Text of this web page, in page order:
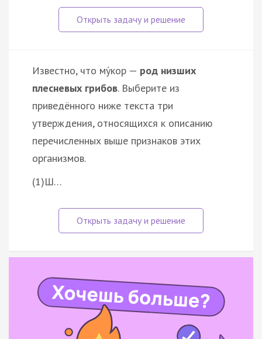
Известно, что му́кор — род низших
плесневых грибов. Выберите из
приведённого ниже текста три
утверждения, относящихся к описанию
перечисленных выше признаков этих
организмов.
(1)Ш…